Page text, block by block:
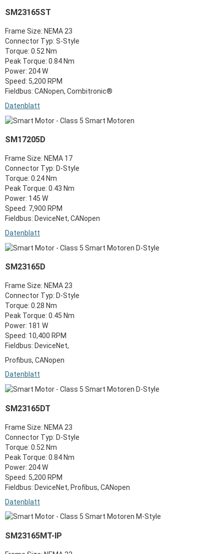
SM23165ST
Frame Size: NEMA 23
Connector Typ: S-Style
Torque: 0.52 Nm
Peak Torque: 0.84 Nm
Power: 204 W
Speed: 5,200 RPM
Fieldbus: CANopen, Combitronic®
Datenblatt
SM17205D
Frame Size: NEMA 17
Connector Typ: D-Style
Torque: 0.24 Nm
Peak Torque: 0.43 Nm
Power: 145 W
Speed: 7,900 RPM
Fieldbus: DeviceNet, CANopen
Datenblatt
SM23165D
Frame Size: NEMA 23
Connector Typ: D-Style
Torque: 0.28 Nm
Peak Torque: 0.45 Nm
Power: 181 W
Speed: 10,400 RPM
Fieldbus: DeviceNet,
Profibus, CANopen
Datenblatt
SM23165DT
Frame Size: NEMA 23
Connector Typ: D-Style
Torque: 0.52 Nm
Peak Torque: 0.84 Nm
Power: 204 W
Speed: 5,200 RPM
Fieldbus: DeviceNet, Profibus, CANopen
Datenblatt
SM23165MT-IP